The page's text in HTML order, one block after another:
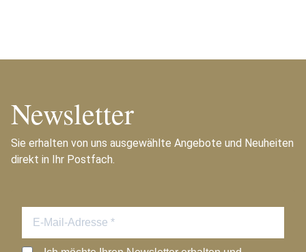
Newsletter
Sie erhalten von uns ausgewählte Angebote und Neuheiten
direkt in Ihr Postfach.